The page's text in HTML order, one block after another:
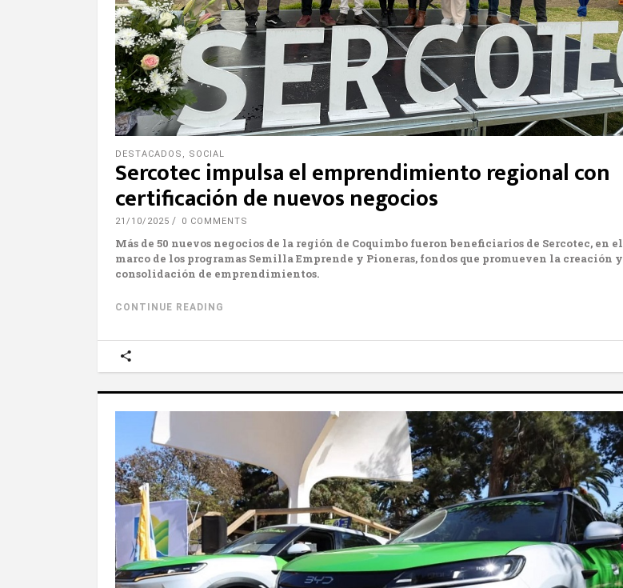
DESTACADOS , SOCIAL
Sercotec impulsa el emprendimiento regional con
certificación de nuevos negocios
21/10/2025 0 COMMENTS
Más de 50 nuevos negocios de la región de Coquimbo fueron beneficiarios de Sercotec, en el
marco de los programas Semilla Emprende y Pioneras, fondos que promueven la creación y
consolidación de emprendimientos.
CONTINUE READING